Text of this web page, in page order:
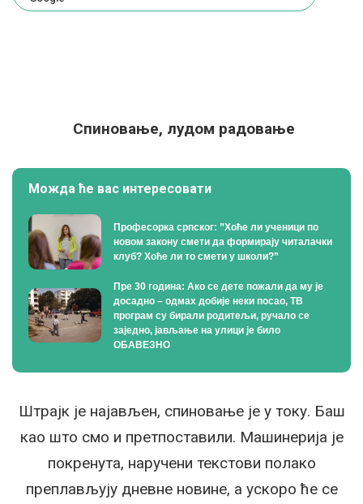
Спиновање, лудом радовање
Можда ће вас интересовати
Професорка српског: ”Хоће ли ученици по
новом закону смети да формирају читалачки
клуб? Хоће ли то смети у школи?”
Пре 30 година: Ако се дете пожали да му је
досадно – одмах добије неки посао, ТВ
програм су бирали родитељи, ручало се
заједно, јављање на улици је било
ОБАВЕЗНО
Штрајк је најављен, спиновање је у току. Баш
као што смо и претпоставили. Машинерија је
покренута, наручени текстови полако
преплављују дневне новине, а ускоро ће се